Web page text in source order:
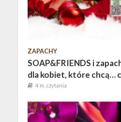
ZAPACHY
SOAP&FRIENDS i
dla kobiet, które chcą…
4 m. czytania